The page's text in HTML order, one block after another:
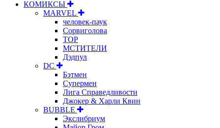
КОМИКСЫ
MARVEL
человек-паук
Сорвиголова
ТОР
МСТИТЕЛИ
Дэдпул
DC
Бэтмен
Супермен
Лига Справедливости
Джокер & Харли Квин
BUBBLE
Экслибриум